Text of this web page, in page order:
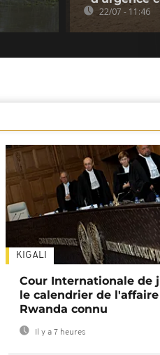
22/07 - 11:46
KIGALI
Cour Internationale de
le calendrier de l'affaire
Rwanda connu
Il y a 7 heures